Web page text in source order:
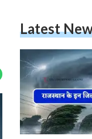
Latest